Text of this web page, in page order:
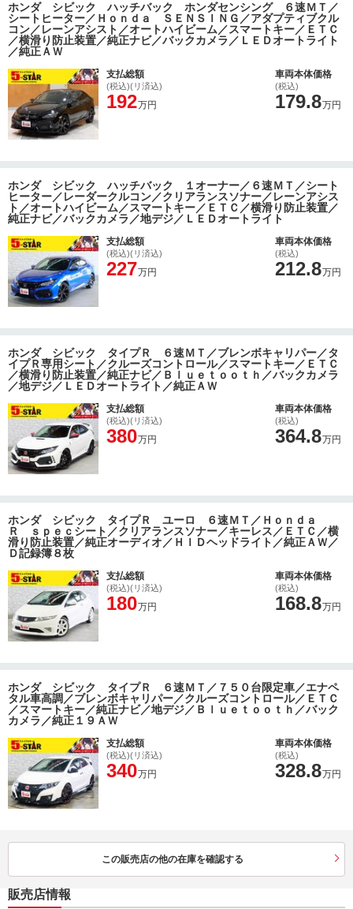
ホンダ シビック ハッチバック ホンダセンシング ６速ＭＴ／
シートヒーター／Ｈｏｎｄａ ＳＥＮＳＩＮＧ／アダプティブクル
コン／レーンアシスト／オートハイビーム／スマートキー／ＥＴＣ
／横滑り防止装置／純正ナビ／バックカメラ／ＬＥＤオートライト
／純正ＡＷ
支払総額
(税込)(リ済込)
192万円
車両本体価格
(税込)
179.8万円
ホンダ シビック ハッチバック １オーナー／６速ＭＴ／シート
ヒーター／レーダークルコン／クリアランスソナー／レーンアシス
ト／オートハイビーム／スマートキー／ＥＴＣ／横滑り防止装置／
純正ナビ／バックカメラ／地デジ／ＬＥＤオートライト
支払総額
(税込)(リ済込)
227万円
車両本体価格
(税込)
212.8万円
ホンダ シビック タイプＲ ６速ＭＴ／ブレンボキャリパー／タ
イプＲ専用シート／クルーズコントロール／スマートキー／ＥＴＣ
／横滑り防止装置／純正ナビ／Ｂｌｕｅｔｏｏｔｈ／バックカメラ
／地デジ／ＬＥＤオートライト／純正ＡＷ
支払総額
(税込)(リ済込)
380万円
車両本体価格
(税込)
364.8万円
ホンダ シビック タイプＲ ユーロ ６速ＭＴ／Ｈｏｎｄａ
Ｒ ｓｐｅｃシート／クリアランスソナー／キーレス／ＥＴＣ／横
滑り防止装置／純正オーディオ／ＨＩＤヘッドライト／純正ＡＷ／
Ｄ記録簿８枚
支払総額
(税込)(リ済込)
180万円
車両本体価格
(税込)
168.8万円
ホンダ シビック タイプＲ ６速ＭＴ／７５０台限定車／エナペ
タル車高調／ブレンボキャリパー／クルーズコントロール／ＥＴＣ
／スマートキー／純正ナビ／地デジ／Ｂｌｕｅｔｏｏｔｈ／バック
カメラ／純正１９ＡＷ
支払総額
(税込)(リ済込)
340万円
車両本体価格
(税込)
328.8万円
この販売店の他の在庫を確認する
販売店情報